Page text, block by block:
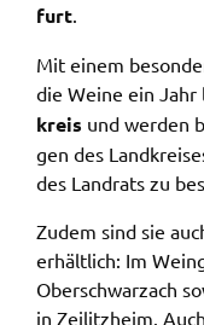
furt.
Mit einem
die Weine ein Jahr
kreis und werden
gen des
des Land­rats zu
Zudem sind sie
erhält­lich: Im
Ober­schwar­zach
in Zeilitz­heim.
Landesamt
Vermessung
Zweck:
Anzeige
Unser